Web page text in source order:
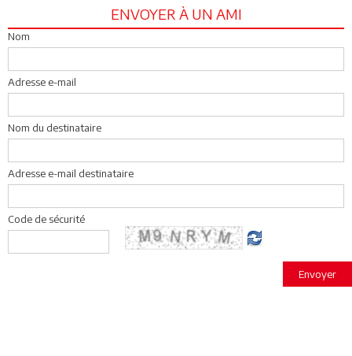
ENVOYER À UN AMI
Nom
Adresse e-mail
Nom du destinataire
Adresse e-mail destinataire
Code de sécurité
Envoyer